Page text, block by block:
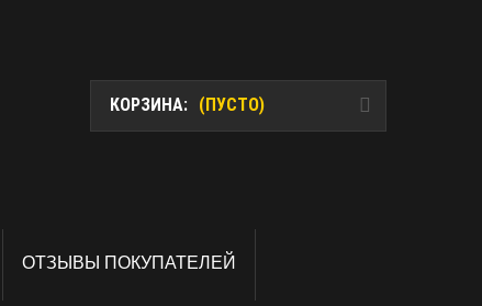
ОТЗЫВЫ ПОКУПАТЕЛЕЙ
КОРЗИНА: (ПУСТО)